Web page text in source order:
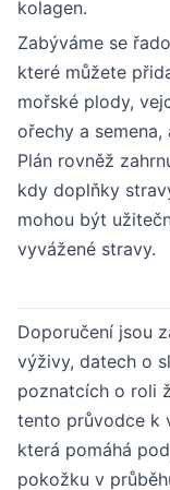
kolagen.
Zabýváme se
které můžete
mořské plody,
ořechy a
Plán rovněž
kdy doplňky
mohou být
vyvážené stravy.
Doporučení jsou
výživy, datech o
poznatcích o roli
tento průvodce k
která pomáhá
pokožku v